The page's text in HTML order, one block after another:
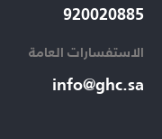
920020885​
الاستفسارات العامة ​
info@ghc.sa​